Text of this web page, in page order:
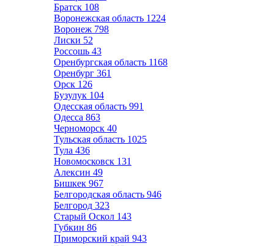
Братск 108
Воронежская область 1224
Воронеж 798
Лиски 52
Россошь 43
Оренбургская область 1168
Оренбург 361
Орск 126
Бузулук 104
Одесская область 991
Одесса 863
Черноморск 40
Тульская область 1025
Тула 436
Новомосковск 131
Алексин 49
Бишкек 967
Белгородская область 946
Белгород 323
Старый Оскол 143
Губкин 86
Приморский край 943